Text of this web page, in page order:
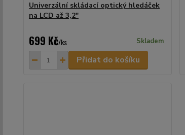
Univerzální skládací optický hledáček
na LCD až 3,2"
699 Kč/ks Skladem
Přidat do košíku